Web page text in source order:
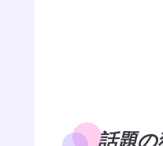
話題